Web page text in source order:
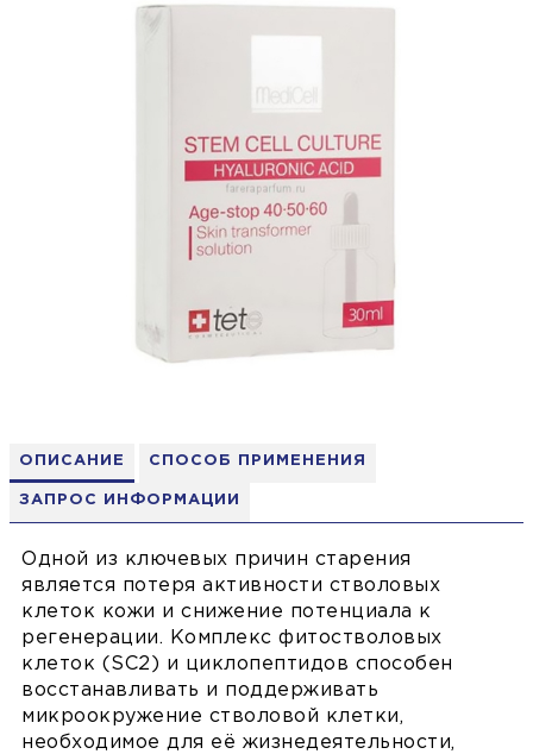
ОПИСАНИЕ СПОСОБ ПРИМЕНЕНИЯ
ЗАПРОС ИНФОРМАЦИИ
Одной из ключевых причин старения
является потеря активности стволовых
клеток кожи и снижение потенциала к
регенерации. Комплекс фитостволовых
клеток (SC2) и циклопептидов способен
восстанавливать и поддерживать
микроокружение cтволовой клетки,
необходимое для её жизнедеятельности,